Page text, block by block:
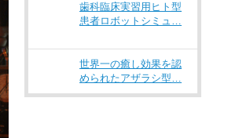
歯科臨床実習用ヒト型
患者ロボットシミュ…
世界一の癒し効果を認
められたアザラシ型…